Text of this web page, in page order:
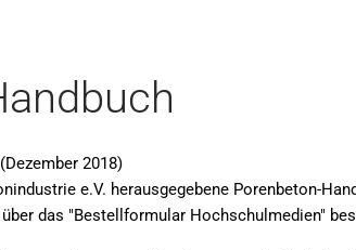
2018)
e.V. herausgegebene Porenbeton-
das "Bestellformular Hochschulmedien"